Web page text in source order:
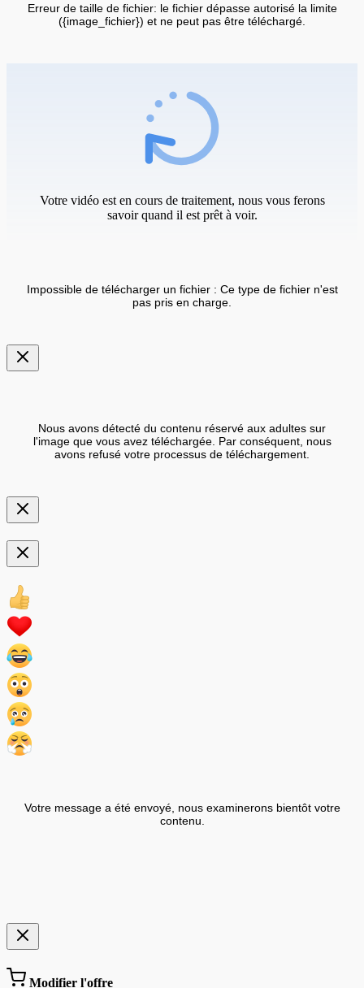
Erreur de taille de fichier: le fichier dépasse autorisé la limite
({image_fichier}) et ne peut pas être téléchargé.
Votre vidéo est en cours de traitement, nous vous ferons
savoir quand il est prêt à voir.
Impossible de télécharger un fichier : Ce type de fichier n'est
pas pris en charge.
Nous avons détecté du contenu réservé aux adultes sur
l'image que vous avez téléchargée. Par conséquent, nous
avons refusé votre processus de téléchargement.
Votre message a été envoyé, nous examinerons bientôt votre
contenu.
Modifier l'offre